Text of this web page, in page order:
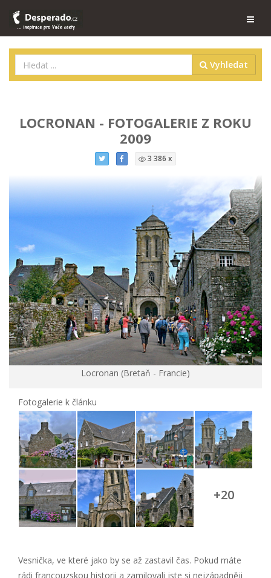
Vyhledat
LOCRONAN - FOTOGALERIE Z ROKU
2009
3 386 x
Locronan (Bretaň - Francie)
Fotogalerie k článku
+20
Vesnička, ve které jako by se až zastavil čas. Pokud máte
rádi francouzskou historii a zamilovali jste si nejzápadněji